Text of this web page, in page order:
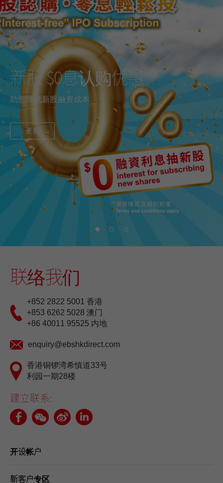
新股 $0息认购优惠
助您降低新股融资成本
更多
联络我们
+852 2822 5001 香港
+853 6262 5028 澳门
+86 40011 95525 内地
enquiry@ebshkdirect.com
香港铜锣湾希慎道33号
利园一期28楼
建立联系:
开设帐户
新客户专区